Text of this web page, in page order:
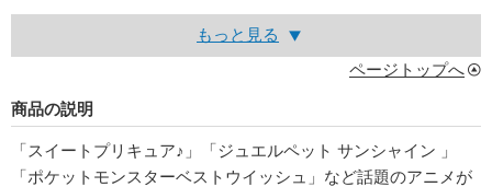
もっと見る
ページトップへ
商品の説明
「スイートプリキュア♪」「ジュエルペット サンシャイン 」
「ポケットモンスターベストウイッシュ」など話題のアニメが